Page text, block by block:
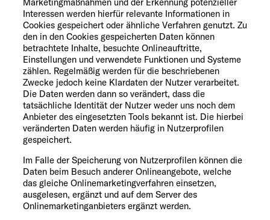
Interessen werden hierfür relevante Informationen in
Cookies gespeichert oder ähnliche Verfahren genutzt. Zu
den in den Cookies gespeicherten Daten können
betrachtete Inhalte, besuchte Onlineauftritte,
Einstellungen und verwendete Funktionen und Systeme
zählen. Regelmäßig werden für die beschriebenen
Zwecke jedoch keine Klardaten der Nutzer verarbeitet.
Die Daten werden dann so verändert, dass die
tatsächliche Identität der Nutzer weder uns noch dem
Anbieter des eingesetzten Tools bekannt ist. Die hierbei
veränderten Daten werden häufig in Nutzerprofilen
gespeichert.
Im Falle der Speicherung von Nutzerprofilen können die
Daten beim Besuch anderer Onlineangebote, welche
das gleiche Onlinemarketingverfahren einsetzen,
ausgelesen, ergänzt und auf dem Server des
Onlinemarketinganbieters ergänzt werden.